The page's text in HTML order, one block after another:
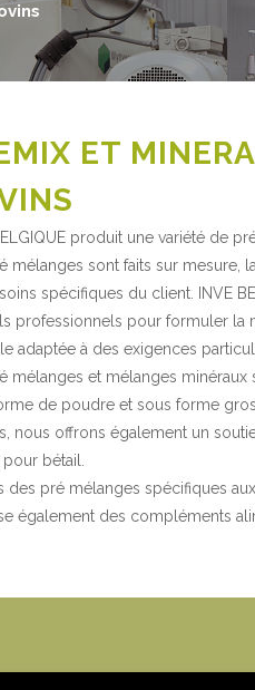
ET
produit une variété de
mélanges sont faits sur mesure,
spécifiques du client. INVE
professionnels pour formuler la
adaptée à des exigences
mélanges et mélanges
de poudre et sous forme
nous offrons également un
bétail.
des pré mélanges spécifiques
également des compléments